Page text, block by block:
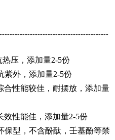
压，添加量2-5份
紫外，添加量2-5份
性能较佳，耐摆放，添加量
效性能佳，添加量2-5份
保型，不含酚酞，壬基酚等禁